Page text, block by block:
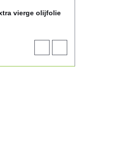
vierge olijfolie
product
aan